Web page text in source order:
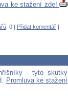
ke stažení zde!
: 0 | Přidat komentář
- tyto skutky
Promluva ke stažení